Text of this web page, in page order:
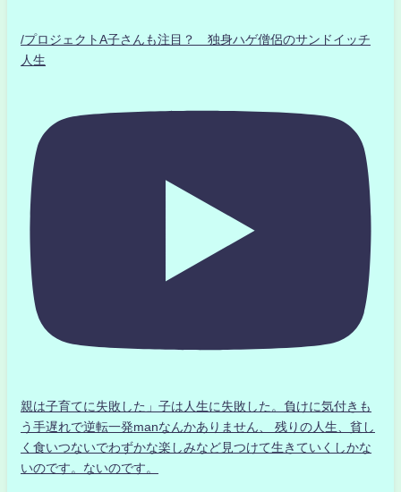
/プロジェクトA子さんも注目？ 独身ハゲ僧侶のサンドイッチ
人生
親は子育てに失敗した」子は人生に失敗した。負けに気付きも
う手遅れで逆転一発manなんかありません、 残りの人生、貧し
く食いつないでわずかな楽しみなど見つけて生きていくしかな
いのです。ないのです。